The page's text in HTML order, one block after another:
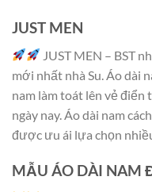
JUST MEN
JUST MEN – BST
mới nhất nhà Su. Áo dài
nam làm toát lên vẻ điển
ngày nay. Áo dài nam
được ưu ái lựa chọn
MẪU ÁO DÀI NAM